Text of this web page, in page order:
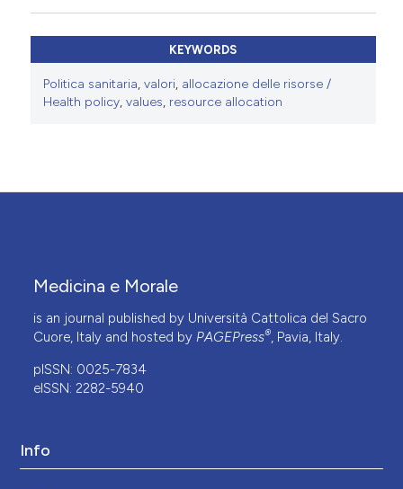
KEYWORDS
Politica sanitaria, valori, allocazione delle risorse /
Health policy, values, resource allocation
Medicina e Morale
is an journal published by Università Cattolica del Sacro
Cuore, Italy and hosted by PAGEPress®, Pavia, Italy.
pISSN: 0025-7834
eISSN: 2282-5940
Info